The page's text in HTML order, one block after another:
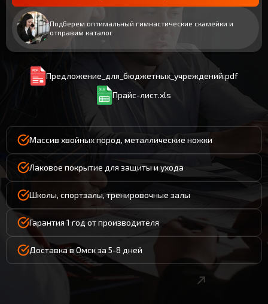
Подберем оптимальный гимнастические скамейки и
отправим каталог
Предложение_для_бюджетных_учреждений.pdf
Прайс-лист.xls
Массив хвойных пород, металлические ножки
Лаковое покрытие для защиты и ухода
Школы, спортзалы, тренировочные залы
Гарантия 1 год от производителя
Доставка в Омск за 5-8 дней